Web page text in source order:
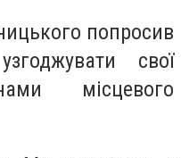
попросив
свої
місцевого